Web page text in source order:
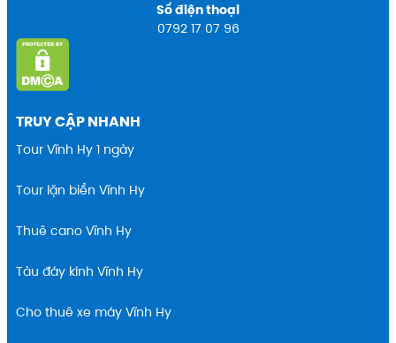
Số điện thoại
0792 17 07 96
TRUY CẬP NHANH
Tour Vĩnh Hy 1 ngày
Tour lặn biển Vĩnh Hy
Thuê cano Vĩnh Hy
Tàu đáy kính Vĩnh Hy
Cho thuê xe máy Vĩnh Hy